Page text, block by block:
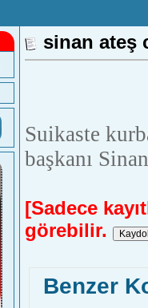
sinan ateş
Suikaste
başkanı
[Sadece
görebilir.
Benzer